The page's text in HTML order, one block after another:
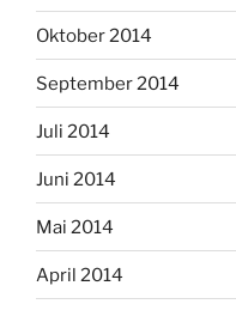
Oktober 2014
September 2014
Juli 2014
Juni 2014
Mai 2014
April 2014